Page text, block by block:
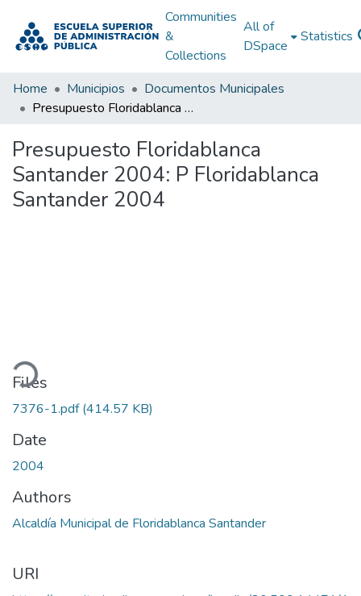
Communities
&
Collections
All of
DSpace
Statistics
Home Municipios
Documentos Municipales
Presupuesto Floridablanca Santander 2004: P Floridablanca Santander 2004
Presupuesto Floridablanca
Santander 2004: P Floridablanca
Santander 2004
Files
7376-1.pdf(414.57 KB)
Date
2004
Authors
Alcaldía Municipal de Floridablanca Santander
URI